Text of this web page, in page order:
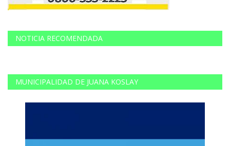
NOTICIA RECOMENDADA
MUNICIPALIDAD DE JUANA KOSLAY